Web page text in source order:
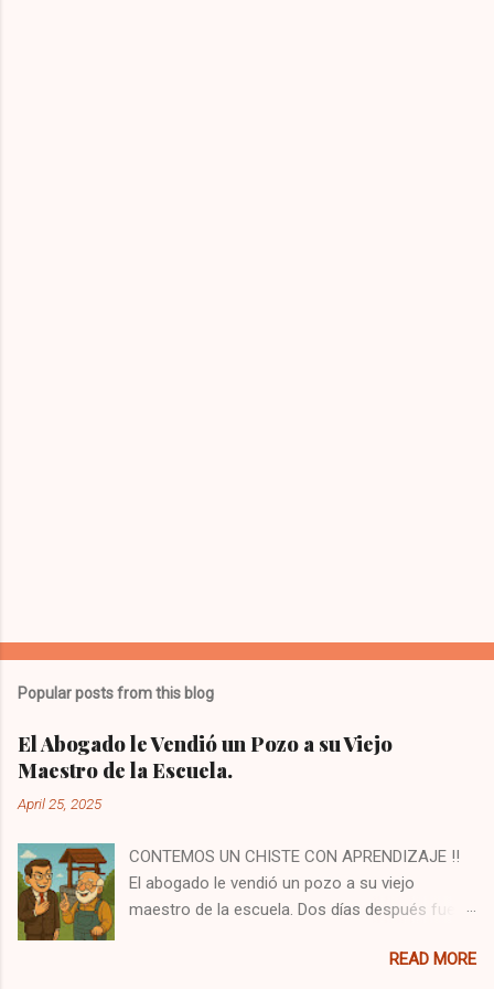
Popular posts from this blog
El Abogado le Vendió un Pozo a su Viejo
Maestro de la Escuela.
April 25, 2025
CONTEMOS UN CHISTE CON APRENDIZAJE ‼️
El abogado le vendió un pozo a su viejo
maestro de la escuela. Dos días después fue a
el agua que está dentro! Si quiere usar el agua,
READ MORE